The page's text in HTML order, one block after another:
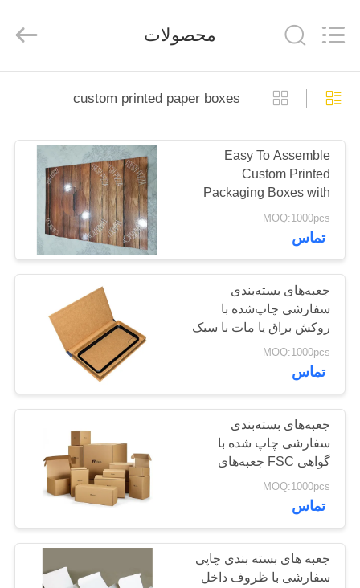
خانه
محصولات
دربارهی
کارخانه
کنترل
کیفیت
تماس
درخواست
نقل قول
trading
Rights
محصولات
custom printed paper boxes
Easy To Assemble
Custom Printed
Packaging Boxes with
Accepted Custom Logo
Printing
MOQ:1000pcs
تماس
جعبه‌های بسته‌بندی
سفارشی چاپ‌شده با
روکش براق یا مات با سبک
معمولی مناسب برای
بسته‌بندی محصولات
روزمره
MOQ:1000pcs
تماس
جعبه‌های بسته‌بندی
سفارشی چاپ شده با
گواهی FSC جعبه‌های
مقوایی که برای پاسخگویی
به نیازها و مشخصات
بسته‌بندی متنوع طراحی
MOQ:1000pcs
تماس
جعبه های بسته بندی چاپی
سفارشی با ظروف داخل